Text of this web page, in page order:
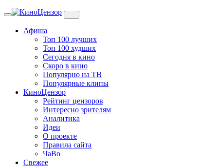
Toggle
Афиша
Топ 100 лучших
Топ 100 худших
Сегодня в кино
Скоро в кино
Популярно на ТВ
Популярные клипы
КиноЦензор
Рейтинг цензоров
Интересно зрителям
Аналитика
Идеи
О проекте
Правила сайта
ЧаВо
Свежее